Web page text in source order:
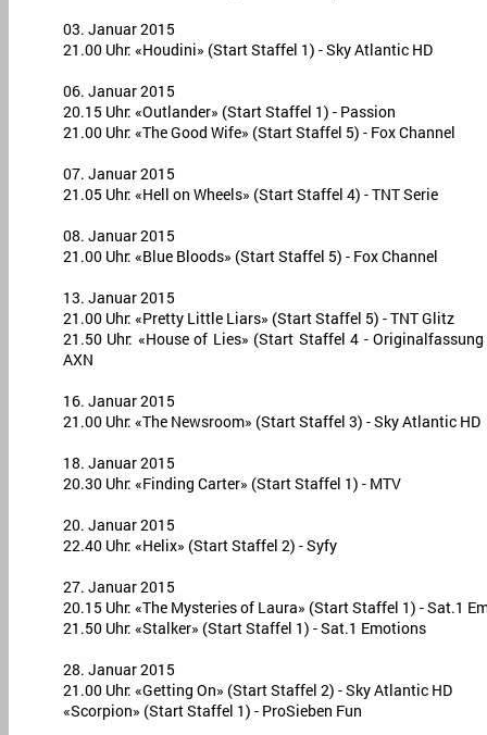
03. Januar 2015
21.00 Uhr: «Houdini» (Start Staffel 1) - Sky Atlantic HD
06. Januar 2015
20.15 Uhr: «Outlander» (Start Staffel 1) - Passion
21.00 Uhr: «The Good Wife» (Start Staffel 5) - Fox Channel
07. Januar 2015
21.05 Uhr: «Hell on Wheels» (Start Staffel 4) - TNT Serie
08. Januar 2015
21.00 Uhr: «Blue Bloods» (Start Staffel 5) - Fox Channel
13. Januar 2015
21.00 Uhr: «Pretty Little Liars» (Start Staffel 5) - TNT Glitz
21.50 Uhr: «House of Lies» (Start Staffel 4 -
AXN
16. Januar 2015
21.00 Uhr: «The Newsroom» (Start Staffel 3) - Sky Atlantic HD
18. Januar 2015
20.30 Uhr: «Finding Carter» (Start Staffel 1) - MTV
20. Januar 2015
22.40 Uhr: «Helix» (Start Staffel 2) - Syfy
27. Januar 2015
20.15 Uhr: «The Mysteries of Laura» (Start Staffel 1) - Sat.1
21.50 Uhr: «Stalker» (Start Staffel 1) - Sat.1 Emotions
28. Januar 2015
21.00 Uhr: «Getting On» (Start Staffel 2) - Sky Atlantic HD
«Scorpion» (Start Staffel 1) - ProSieben Fun